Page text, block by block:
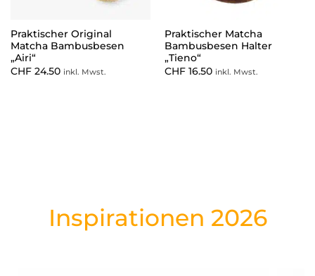
Praktischer Original
Matcha Bambusbesen
„Airi“
CHF24.50 inkl. Mwst.
Praktischer Matcha
Bambusbesen Halter
„Tieno“
CHF16.50 inkl. Mwst.
Inspirationen 2026